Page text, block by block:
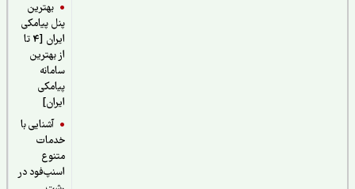
بهترین
پنل پیامکی
ایران [4 تا
از بهترین
سامانه
پیامکی
آشنایی با
خدمات
اسنپ‌فود در